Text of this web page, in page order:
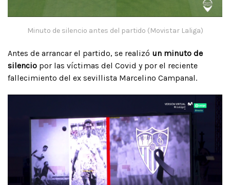
Minuto de silencio antes del partido (Movistar Laliga)
Antes de arrancar el partido, se realizó un minuto de
silencio por las víctimas del Covid y por el reciente
fallecimiento del ex sevillista Marcelino Campanal.